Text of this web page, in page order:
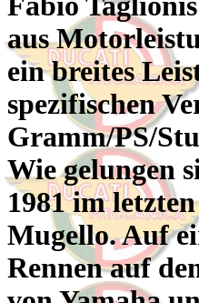
aus
ein breites
spezifischen
Gramm/PS/
Wie gelungen
1981 im
Mugello. Auf
Rennen auf